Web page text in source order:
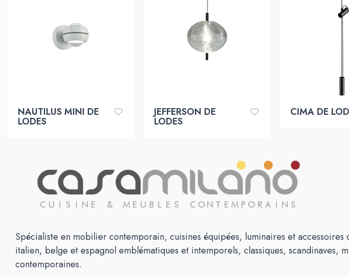
NAUTILUS MINI DE
LODES
JEFFERSON DE
LODES
CIMA DE
Spécialiste en mobilier contemporain, cuisines équipées, luminaires et accessoires
italien, belge et espagnol emblématiques et intemporels, classiques, scandinaves,
contemporaines.